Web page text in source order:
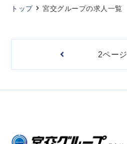
トップ 宮交グループの求人一覧
2ページ